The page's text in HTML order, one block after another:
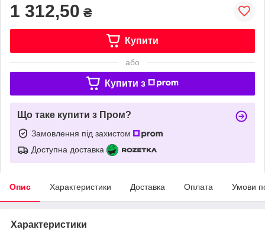
1 312,50 ₴
Купити
або
Купити з
Що таке купити з Пром?
Замовлення під захистом
Доступна доставка
Опис Характеристики Доставка Оплата Умови
Характеристики